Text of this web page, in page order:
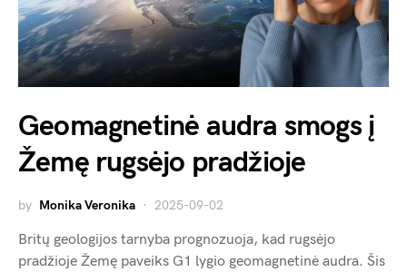
Geomagnetinė audra smogs į
Žemę rugsėjo pradžioje
by Monika Veronika 2025-09-02
Britų geologijos tarnyba prognozuoja, kad rugsėjo
pradžioje Žemę paveiks G1 lygio geomagnetinė audra. Šis